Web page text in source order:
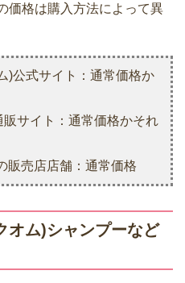
価格は購入方法によって異
)公式サイト：通常価格か
サイト：通常価格かそれ
販売店店舗：通常価格
オム)シャンプーなど